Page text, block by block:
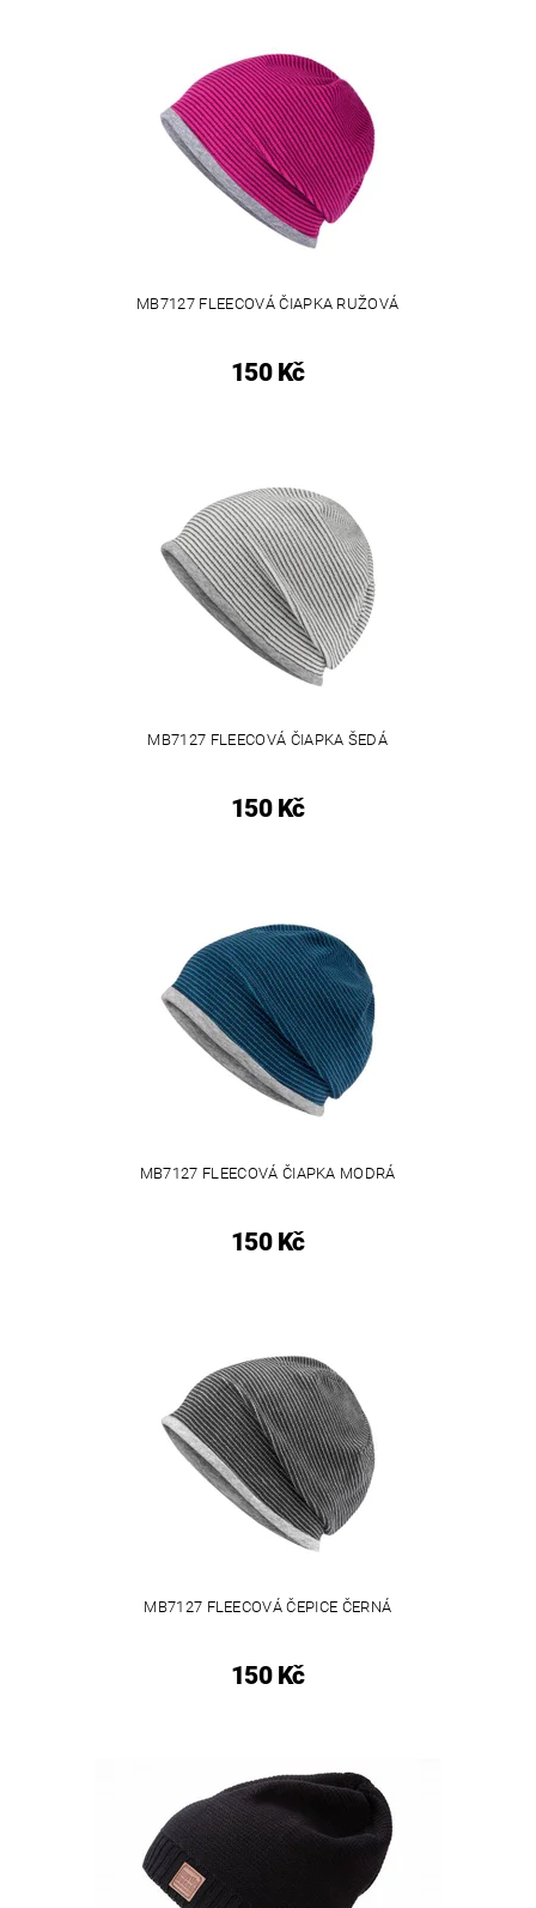
MB7127 FLEECOVÁ ČIAPKA RUŽOVÁ
150 Kč
MB7127 FLEECOVÁ ČIAPKA ŠEDÁ
150 Kč
MB7127 FLEECOVÁ ČIAPKA MODRÁ
150 Kč
MB7127 FLEECOVÁ ČEPICE ČERNÁ
150 Kč